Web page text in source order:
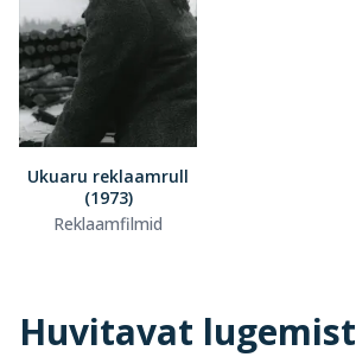
Ukuaru reklaamrull
(1973)
Reklaamfilmid
Huvitavat lugemist